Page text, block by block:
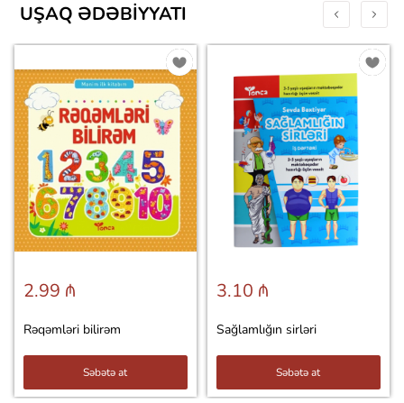
UŞAQ ƏDƏBIYYATI
2.99 ₼
Rəqəmləri bilirəm
Səbətə at
3.10 ₼
Sağlamlığın sirləri
Səbətə at